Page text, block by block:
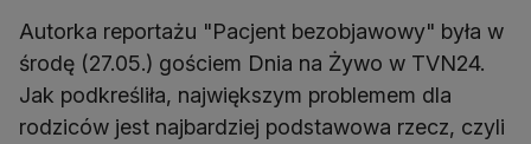
Autorka reportażu "Pacjent bezobjawowy" była w
środę (27.05.) gościem Dnia na Żywo w TVN24.
Jak podkreśliła, największym problemem dla
rodziców jest najbardziej podstawowa rzecz, czyli